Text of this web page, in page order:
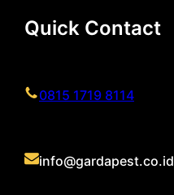
Quick Contact
0815 1719 8114
info@gardapest.co.id